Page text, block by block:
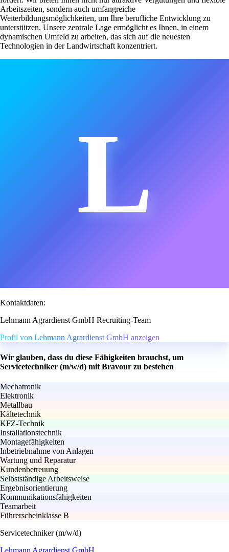
Arbeitszeiten, sondern auch umfangreiche
Weiterbildungsmöglichkeiten, um Ihre berufliche Entwicklung zu
unterstützen. Unsere zentrale Lage ermöglicht es Ihnen, in einem
dynamischen Umfeld zu arbeiten, das sich auf die neuesten
Technologien in der Landwirtschaft konzentriert.
L
Kontaktdaten:
Lehmann Agrardienst GmbH Recruiting-Team
Profil von Lehmann Agrardienst GmbH anzeigen
Wir glauben, dass du diese Fähigkeiten brauchst, um
Servicetechniker (m/w/d) mit Bravour zu bestehen
Mechatronik
Elektronik
Metallbau
Kältetechnik
KFZ-Technik
Installationstechnik
Montagefähigkeiten
Inbetriebnahme von Anlagen
Wartung und Reparatur
Kundenbetreuung
Selbstständige Arbeitsweise
Ergebnisorientierung
Kommunikationsfähigkeiten
Teamarbeit
Führerscheinklasse B
Servicetechniker (m/w/d)